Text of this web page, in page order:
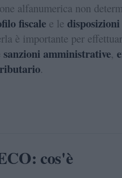
alfanumerica non
fiscale e le
è importante per
sanzioni amministrative,
.
cos'è